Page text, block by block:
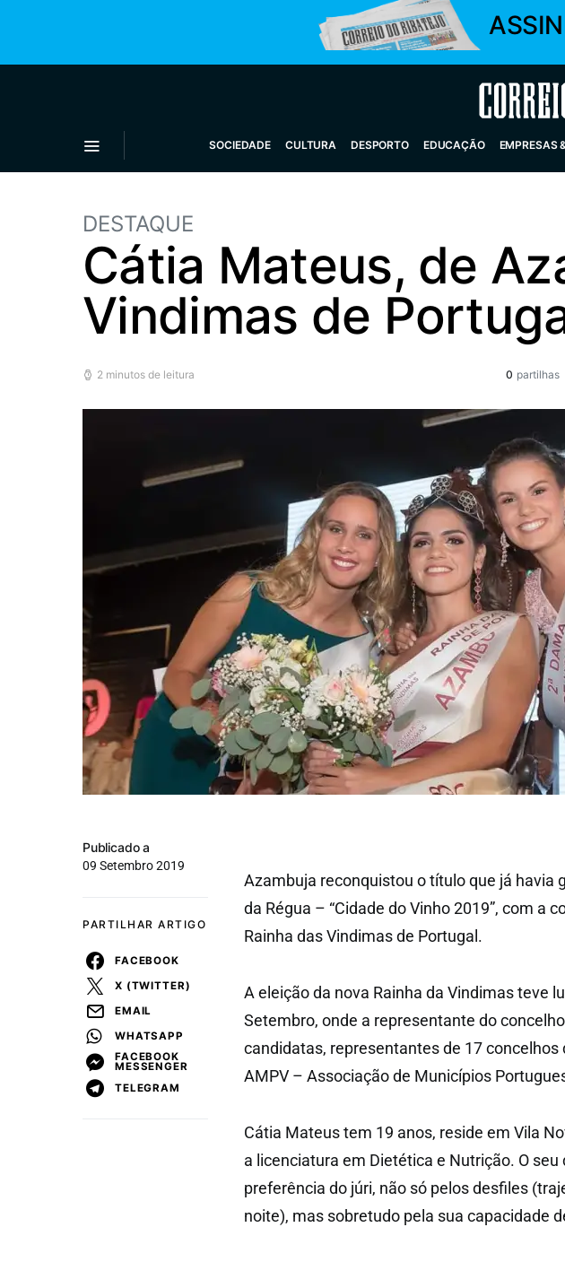
Correio
SOCIEDADE CULTURA DESPORTO EDUCAÇÃO EMPRESAS
DESTAQUE
Cátia Mateus, de
Vindimas de
2 minutos de leitura 0 partilhas
Publicado a
09 Setembro 2019
PARTILHAR ARTIGO
FACEBOOK
X (TWITTER)
EMAIL
WHATSAPP
FACEBOOK
MESSENGER
TELEGRAM
Azambuja reconquistou o título que já havia
da Régua – “Cidade do Vinho 2019”, com a
Rainha das Vindimas de Portugal.
A eleição da nova Rainha da Vindimas teve
Setembro, onde a representante do
candidatas, representantes de 17 concelhos
AMPV – Associação de Municípios
Cátia Mateus tem 19 anos, reside em Vila
a licenciatura em Dietética e Nutrição. O
preferência do júri, não só pelos desfiles
noite), mas sobretudo pela sua capacidade